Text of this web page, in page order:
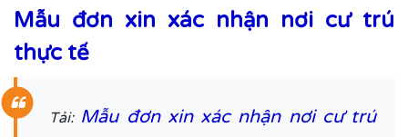
Mẫu đơn xin xác nhận nơi cư trú
thực tế
Tải: Mẫu đơn xin xác nhận nơi cư trú